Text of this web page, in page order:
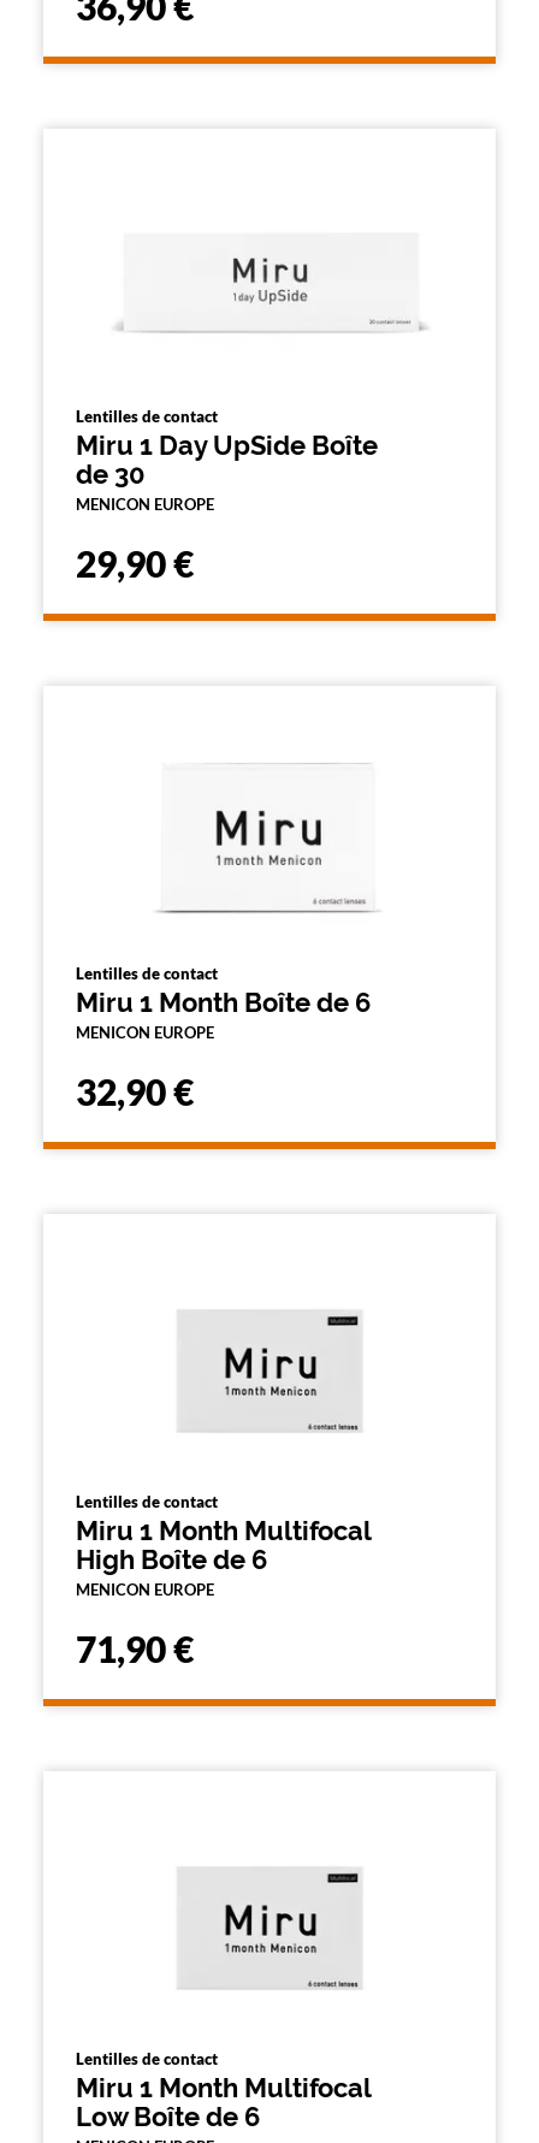
Lentilles de contact
Miru 1 Day UpSide Boîte
de 30
MENICON EUROPE
29,90 €
Lentilles de contact
Miru 1 Month Boîte de 6
MENICON EUROPE
32,90 €
Lentilles de contact
Miru 1 Month Multifocal
High Boîte de 6
MENICON EUROPE
71,90 €
Lentilles de contact
Miru 1 Month Multifocal
Low Boîte de 6